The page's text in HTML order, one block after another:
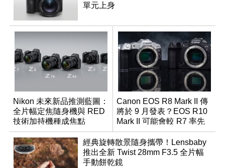
單元上身
Nikon 未來新品推測藍圖：
全片幅定焦隨身機與 RED
技術加持機種成焦點
Canon EOS R8 Mark II 傳
將於 9 月發表？EOS R10
Mark II 可能會較 R7 率先
推出
經典旋轉散景隨身攜帶！Lensbaby
推出全新 Twist 28mm F3.5 全片幅
手動餅乾鏡